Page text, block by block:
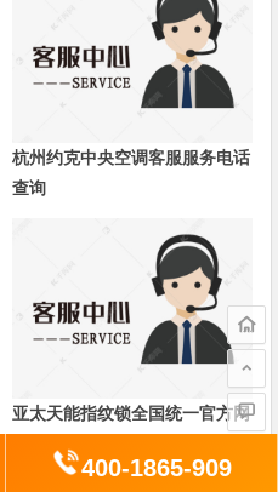
杭州约克中央空调客服服务电话
查询
亚太天能指纹锁全国统一官方网
400-1865-909